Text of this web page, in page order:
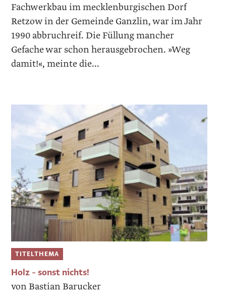
Fachwerkbau im mecklenburgischen Dorf
Retzow in der Gemeinde Ganzlin, war im Jahr
1990 abbruchreif. Die Füllung mancher
Gefache war schon herausgebrochen. »Weg
damit!«, meinte die...
TITELTHEMA
Holz – sonst nichts!
von Bastian Barucker